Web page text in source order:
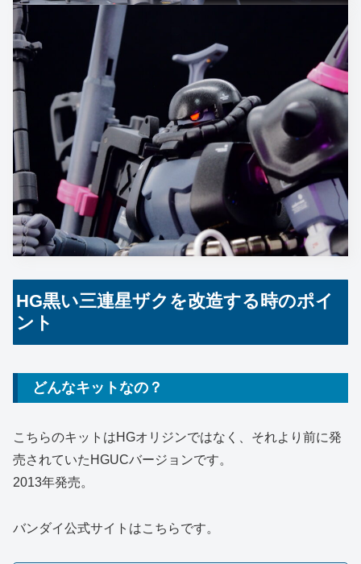
HG黒い三連星ザクを改造する時のポイ
ント
どんなキットなの？
こちらのキットはHGオリジンではなく、それより前に発
売されていたHGUCバージョンです。
2013年発売。
バンダイ公式サイトはこちらです。